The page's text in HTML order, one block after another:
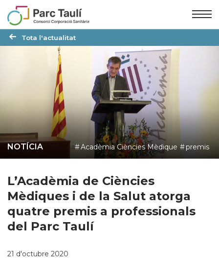
Skip
to
Content
Skip
to
navigation
Tota l'actualitat
L’Acadèmia de Ciències
Mèdiques i de la Salut atorga
quatre premis a professionals
del Parc Taulí
Acadèmia Ciències Mèdique premis
NOTÍCIA
21 d'octubre 2020